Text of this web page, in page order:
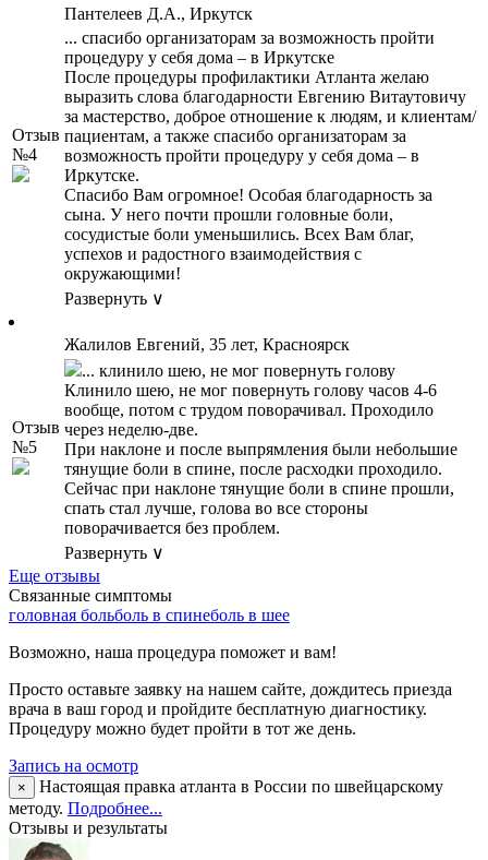
Отзыв
№4
Пантелеев Д.А., Иркутск
... спасибо организаторам за возможность пройти
процедуру у себя дома – в Иркутске
После процедуры профилактики Атланта желаю
выразить слова благодарности Евгению Витаутовичу
за мастерство, доброе отношение к людям, и клиентам/
пациентам, а также спасибо организаторам за
возможность пройти процедуру у себя дома – в
Иркутске.
Спасибо Вам огромное! Особая благодарность за
сына. У него почти прошли головные боли,
сосудистые боли уменьшились. Всех Вам благ,
успехов и радостного взаимодействия с
окружающими!
Развернуть ∨
Отзыв
№5
Жалилов Евгений, 35 лет, Красноярск
... клинило шею, не мог повернуть голову
Клинило шею, не мог повернуть голову часов 4-6
вообще, потом с трудом поворачивал. Проходило
через неделю-две.
При наклоне и после выпрямления были небольшие
тянущие боли в спине, после расходки проходило.
Сейчас при наклоне тянущие боли в спине прошли,
спать стал лучше, голова во все стороны
поворачивается без проблем.
Развернуть ∨
Еще отзывы
Связанные симптомы
головная больболь в спинеболь в шее
Возможно, наша процедура поможет и вам!
Просто оставьте заявку на нашем сайте, дождитесь приезда
врача в ваш город и пройдите бесплатную диагностику.
Процедуру можно будет пройти в тот же день.
Запись на осмотр
×
Настоящая правка атланта в России по швейцарскому
методу. Подробнее...
Отзывы и результаты